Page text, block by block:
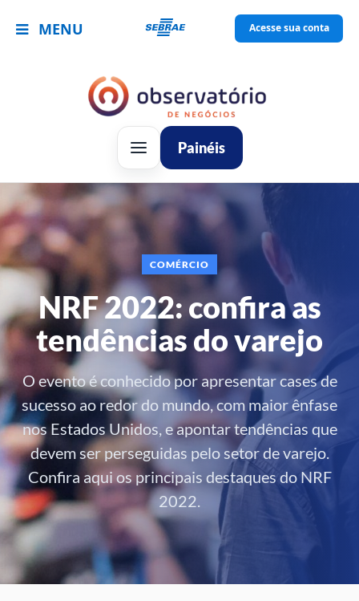
MENU Acesse sua conta
Painéis
COMÉRCIO
NRF 2022: confira as
tendências do varejo
O evento é conhecido por apresentar cases de
sucesso ao redor do mundo, com maior ênfase
nos Estados Unidos, e apontar tendências que
devem ser perseguidas pelo setor de varejo.
Confira aqui os principais destaques do NRF
2022.